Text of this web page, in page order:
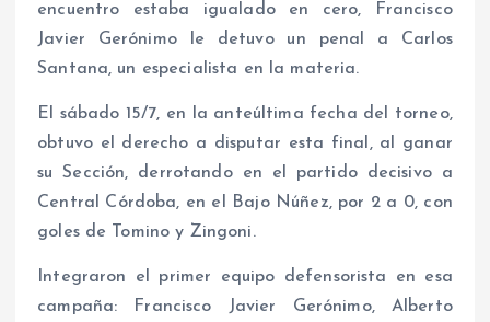
encuentro estaba igualado en cero, Francisco
Javier Gerónimo le detuvo un penal a Carlos
Santana, un especialista en la materia.
El sábado 15/7, en la anteúltima fecha del torneo,
obtuvo el derecho a disputar esta final, al ganar
su Sección, derrotando en el partido decisivo a
Central Córdoba, en el Bajo Núñez, por 2 a 0, con
goles de Tomino y Zingoni.
Integraron el primer equipo defensorista en esa
campaña: Francisco Javier Gerónimo, Alberto